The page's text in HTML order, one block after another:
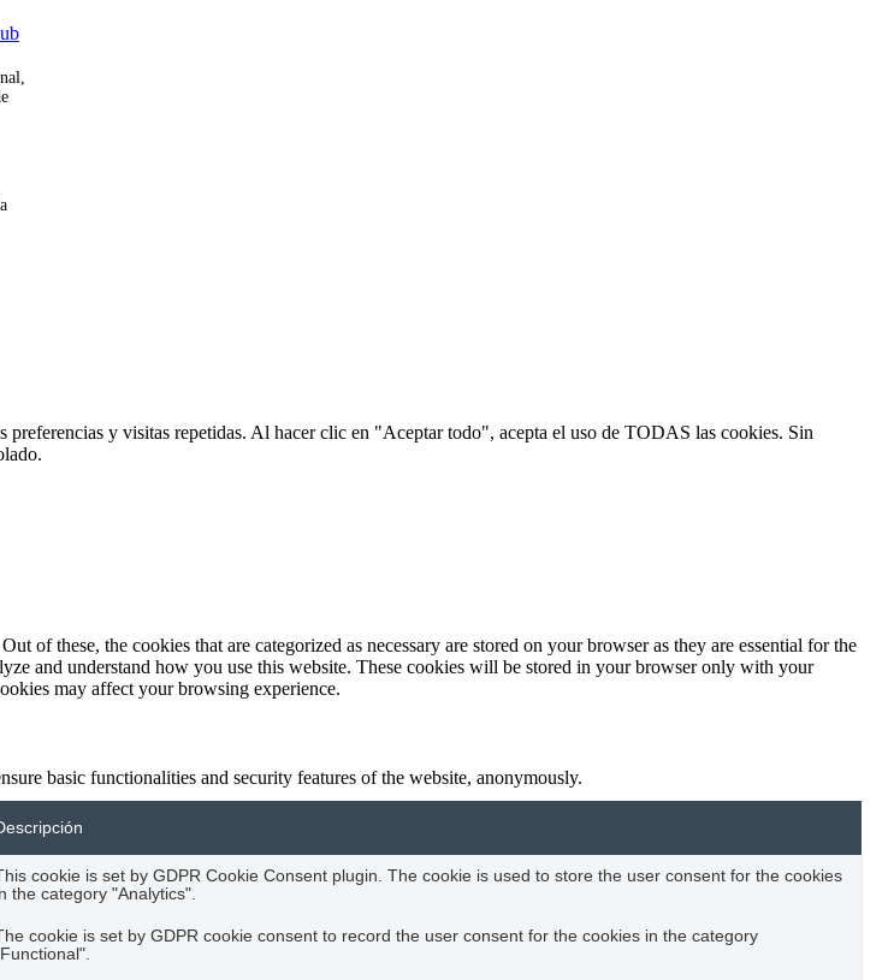
y visitas repetidas. Al hacer clic en "Aceptar todo", acepta el uso de TODAS las cookies. Sin
of these, the cookies that are categorized as necessary are stored on your browser as they are essential for the
and understand how you use this website. These cookies will be stored in your browser only with your
may affect your browsing experience.
basic functionalities and security features of the website, anonymously.
cookie is set by GDPR Cookie Consent plugin. The cookie is used to store the user consent for the cookies
the category "Analytics".
cookie is set by GDPR cookie consent to record the user consent for the cookies in the category